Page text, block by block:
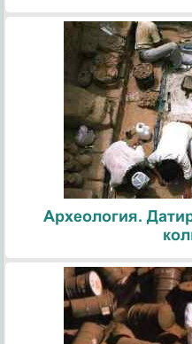
Археология.